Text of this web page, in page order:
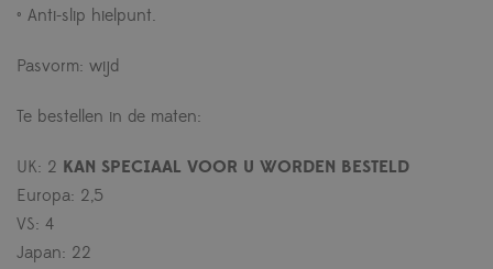
• Anti-slip hielpunt.
Pasvorm: wijd
Te bestellen in de maten:
UK: 2 KAN SPECIAAL VOOR U WORDEN BESTELD
Europa: 2,5
VS: 4
Japan: 22